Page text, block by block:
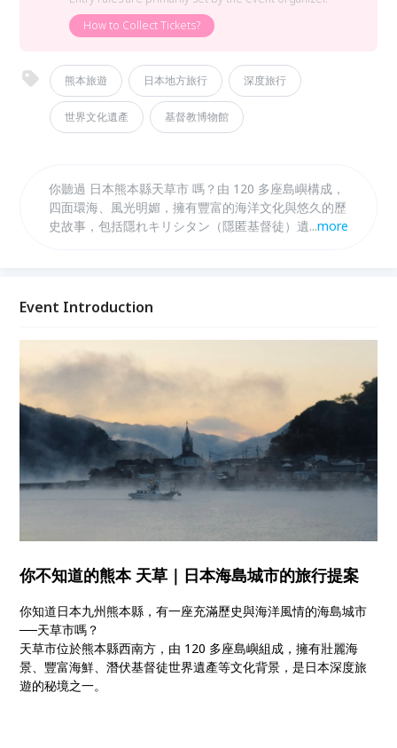
How to Collect Tickets?
熊本旅遊 日本地方旅行 深度旅行
世界文化遺產 基督教博物館
你聽過 日本熊本縣天草市 嗎？由 120 多座島嶼構成，
四面環海、風光明媚，擁有豐富的海洋文化與悠久的歷
史故事，包括隱れキリシタン（隱匿基督徒）遺產、海
享會，將帶領大家深入認識天草，透過當地的分享，實
舒芙蕾」甜點招待，歡迎及對日本深度旅遊有興趣朋友
一起來交流！
...more
Event Introduction
你不知道的熊本 天草｜日本海島城市的旅行提案
你知道日本九州熊本縣，有一座充滿歷史與海洋風情的海島城市
──天草市嗎？
天草市位於熊本縣西南方，由 120 多座島嶼組成，擁有壯麗海
景、豐富海鮮、潛伏基督徒世界遺產等文化背景，是日本深度旅
遊的秘境之一。